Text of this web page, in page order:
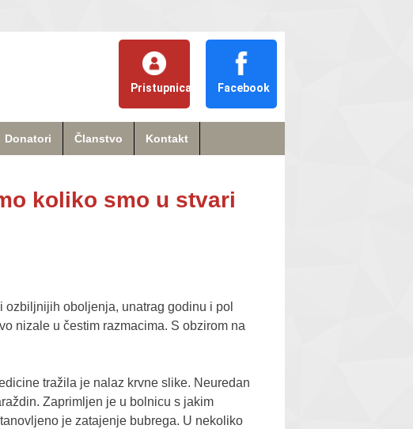
Pristupnica Facebook
Donatori Članstvo Kontakt
koliko smo u stvari
ozbiljnijih oboljenja, unatrag godinu i pol
nizale u čestim razmacima. S obzirom na
tražila je nalaz krvne slike. Neuredan
Zaprimljen je u bolnicu s jakim
je zatajenje bubrega. U nekoliko